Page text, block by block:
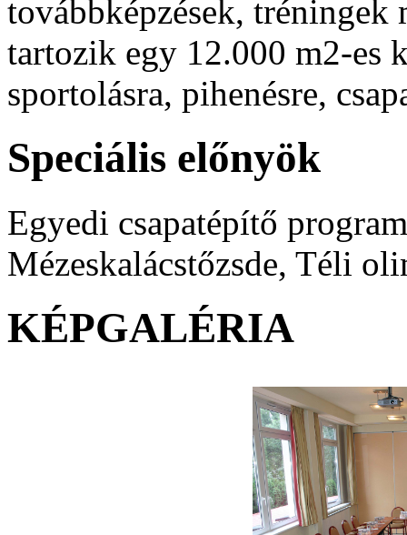
továbbképzések, tréningek
tartozik egy 12.000 m2-es
sportolásra, pihenésre,
Speciális előnyök
Egyedi csapatépítő
Mézeskalácstőzsde, Téli
KÉPGALÉRIA